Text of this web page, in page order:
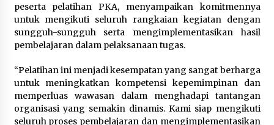
peserta pelatihan PKA, menyampaikan komitmennya
untuk mengikuti seluruh rangkaian kegiatan dengan
sungguh-sungguh serta mengimplementasikan hasil
pembelajaran dalam pelaksanaan tugas.
“Pelatihan ini menjadi kesempatan yang sangat berharga
untuk meningkatkan kompetensi kepemimpinan dan
memperluas wawasan dalam menghadapi tantangan
organisasi yang semakin dinamis. Kami siap mengikuti
seluruh proses pembelajaran dan mengimplementasikan